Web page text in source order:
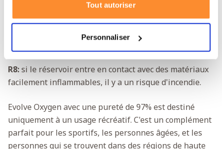
Tout autoriser
Personnaliser
réservoir d'oxygène peut se déformer et éclater.
oxydant : ce produit peut provoquer ou propager
R8:si le réservoir entre en contact avec des matériaux
facilement inflammables, il y a un risque d'incendie.
Evolve Oxygen avec une pureté de 97% est destiné
uniquement à un usage récréatif. C'est un complément
parfait pour les sportifs, les personnes âgées, et les
personnes qui se trouvent dans des régions de haute